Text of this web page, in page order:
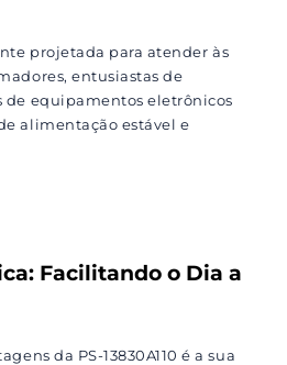
projetada para atender às
entusiastas de
de equipamentos eletrônicos
alimentação estável e
Facilitando o Dia a
da PS-13830A110 é a sua